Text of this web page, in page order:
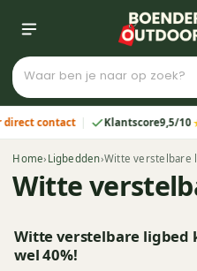
contact Klantscore9,5/10
Home› Ligbedden›Witte verstelbare
Witte
Witte verstelbare ligbed
wel 40%!